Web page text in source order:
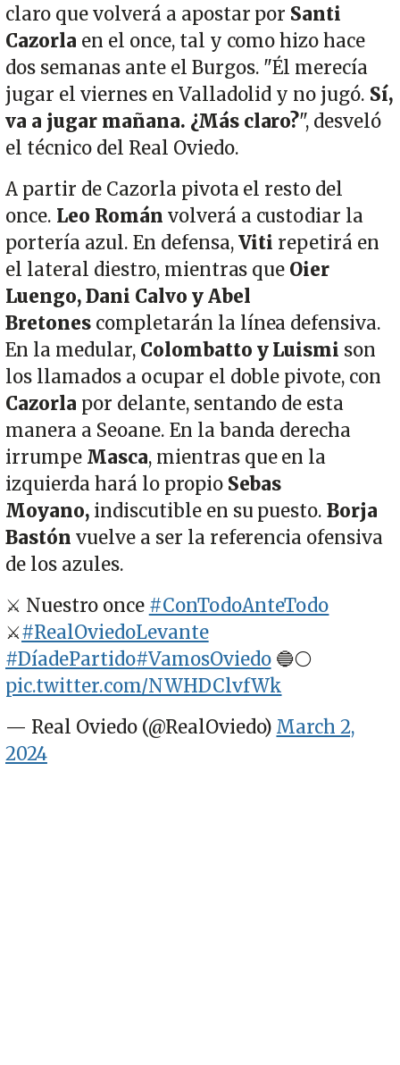
claro que volverá a apostar por Santi
Cazorla en el once, tal y como hizo hace
dos semanas ante el Burgos. "Él merecía
jugar el viernes en Valladolid y no jugó. Sí,
va a jugar mañana. ¿Más claro?", desveló
el técnico del Real Oviedo.
A partir de Cazorla pivota el resto del
once. Leo Román volverá a custodiar la
portería azul. En defensa,Viti repetirá en
el lateral diestro, mientras que Oier
Luengo, Dani Calvo y Abel
Bretones completarán la línea defensiva.
En la medular, Colombatto y Luismi son
los llamados a ocupar el doble pivote, con
Cazorla por delante, sentando de esta
manera a Seoane. En la banda derecha
irrumpe Masca, mientras que en la
izquierda hará lo propio Sebas
Moyano, indiscutible en su puesto.Borja
Bastón vuelve a ser la referencia ofensiva
de los azules.
⚔️ Nuestro once #ConTodoAnteTodo
⚔️#RealOviedoLevante
#DíadePartido#VamosOviedo🔵⚪️
pic.twitter.com/NWHDClvfWk
— Real Oviedo (@RealOviedo) March 2,
2024